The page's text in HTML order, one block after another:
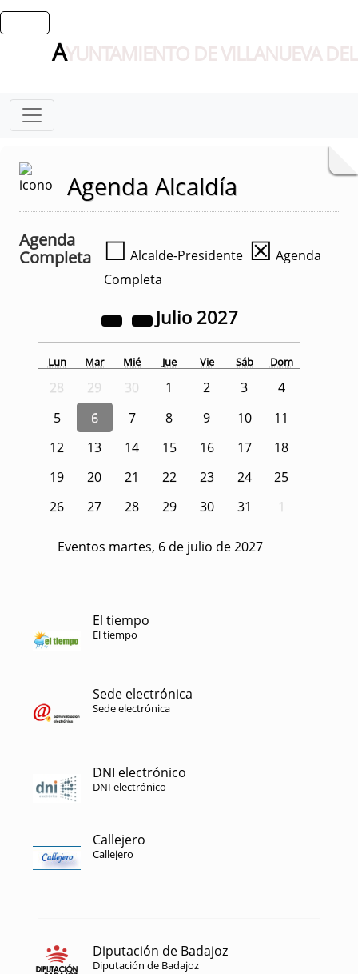
AYUNTAMIENTO DE VILLANUEVA
Agenda Alcaldía
Agenda
Completa
☐ Alcalde-Presidente ☒ Agenda
Completa
Julio 2027
Lun Mar Mié Jue Vie Sáb Dom
28 29 30 1 2 3
4
5
6 7 8 9 10
11
12
13 14 15 16 17
18
19
20 21 22 23 24
25
26
27 28 29 30 31 1
Eventos martes, 6 de julio de 2027
El tiempo
El tiempo
Sede electrónica
Sede electrónica
DNI electrónico
DNI electrónico
Callejero
Callejero
Diputación de Badajoz
Diputación de Badajoz